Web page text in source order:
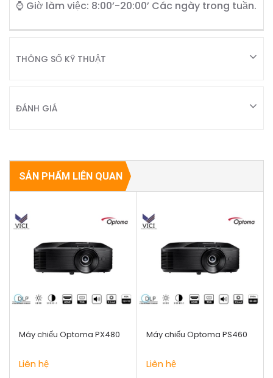
⌚ Giờ làm việc: 8:00’-20:00’ Các ngày trong tuần.
THÔNG SỐ KỸ THUẬT
ĐÁNH GIÁ
SẢN PHẨM LIÊN QUAN
Máy chiếu Optoma PX480
Liên hệ
Máy chiếu Optoma PS460
Liên hệ